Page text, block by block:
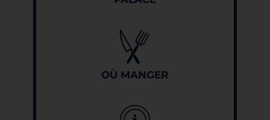
OÙ MANGER